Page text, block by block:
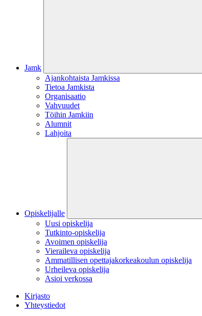
Jamk
Ajankohtaista Jamkissa
Tietoa Jamkista
Organisaatio
Vahvuudet
Töihin Jamkiin
Alumnit
Lahjoita
Opiskelijalle
Uusi opiskelija
Tutkinto-opiskelija
Avoimen opiskelija
Vieraileva opiskelija
Ammatillisen opettajakorkeakoulun opiskelija
Urheileva opiskelija
Asioi verkossa
Kirjasto
Yhteystiedot